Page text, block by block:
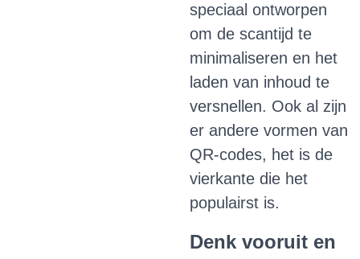
speciaal ontworpen
om de scantijd te
minimaliseren en het
laden van inhoud te
versnellen. Ook al zijn
er andere vormen van
QR-codes, het is de
vierkante die het
populairst is.
Denk vooruit en